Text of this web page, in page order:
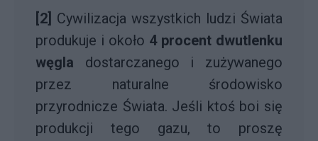
[2] Cywilizacja wszystkich ludzi Świata
produkuje i około 4 procent dwutlenku
węgla dostarczanego i zużywanego
przez naturalne środowisko
przyrodnicze Świata. Jeśli ktoś boi się
produkcji tego gazu, to proszę